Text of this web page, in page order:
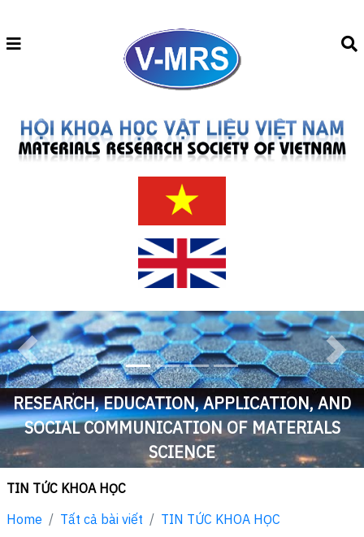
Previous Next
RESEARCH, EDUCATION, APPLICATION, AND
SOCIAL COMMUNICATION OF MATERIALS
SCIENCE
TIN TỨC KHOA HỌC
Home
Tất cả bài viết TIN TỨC KHOA HỌC